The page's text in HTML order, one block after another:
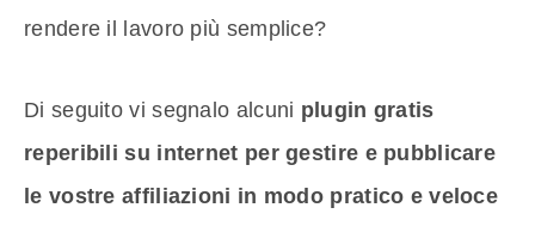
rendere il lavoro più semplice?
Di seguito vi segnalo alcuni plugin gratis
reperibili su internet per gestire e pubblicare
le vostre affiliazioni in modo pratico e veloce